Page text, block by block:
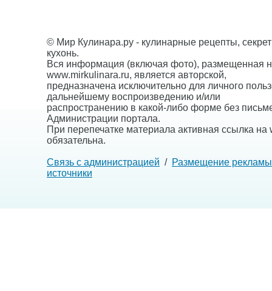
© Мир Кулинара.ру - кулинарные рецепты,
кухонь.
Вся информация (включая фото), размещенная
www.mirkulinara.ru, является авторской,
предназначена исключительно для личного
дальнейшему воспроизведению и/или
распространению в какой-либо форме без
Администрации портала.
При перепечатке материала активная ссылка на
обязательна.
Связь с администрацией / Размещение рекламы
источники